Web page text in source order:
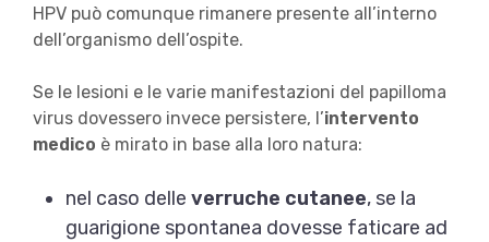
HPV può comunque rimanere presente all’interno
dell’organismo dell’ospite.
Se le lesioni e le varie manifestazioni del papilloma
virus dovessero invece persistere, l’intervento
medico è mirato in base alla loro natura:
nel caso delle verruche cutanee, se la
guarigione spontanea dovesse faticare ad